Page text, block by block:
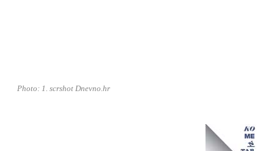
Photo: 1. scrshot Dnevno.hr